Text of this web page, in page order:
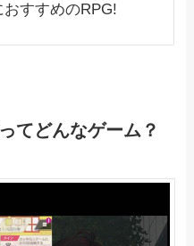
すすめのRPG!
てどんなゲーム？